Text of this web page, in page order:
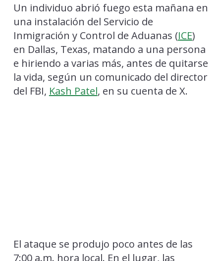
Un individuo abrió fuego esta mañana en
una instalación del Servicio de
Inmigración y Control de Aduanas (ICE)
en Dallas, Texas, matando a una persona
e hiriendo a varias más, antes de quitarse
la vida, según un comunicado del director
del FBI, Kash Patel, en su cuenta de X.
El ataque se produjo poco antes de las
7:00 a.m. hora local. En el lugar, las